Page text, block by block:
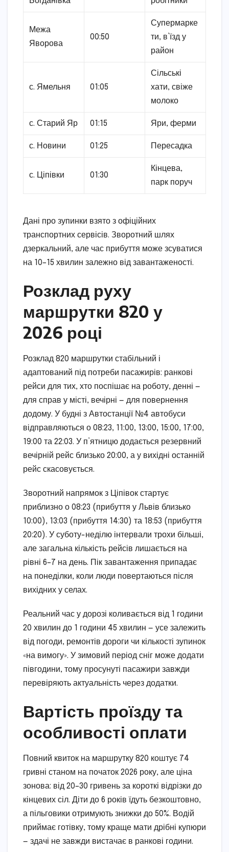
Межа
Яворова
00:50
Супермарке
ти, в’їзд у
район
с. Ямельня 01:05
Сільські
хати, свіже
молоко
с. Старий Яр 01:15 Яри, ферми
с. Новини 01:25 Пересадка
с. Ціпівки 01:30
Кінцева,
парк поруч
Дані про зупинки взято з офіційних
транспортних сервісів. Зворотний шлях
дзеркальний, але час прибуття може зсуватися
на 10–15 хвилин залежно від завантаженості.
Розклад руху
маршрутки 820 у
2026 році
Розклад 820 маршрутки стабільний і
адаптований під потреби пасажирів: ранкові
рейси для тих, хто поспішає на роботу, денні —
для справ у місті, вечірні — для повернення
додому. У будні з Автостанції №4 автобуси
відправляються о 08:23, 11:00, 13:00, 15:00, 17:00,
19:00 та 22:03. У п’ятницю додається резервний
вечірній рейс близько 20:00, а у вихідні останній
рейс скасовується.
Зворотний напрямок з Ціпівок стартує
приблизно о 08:23 (прибуття у Львів близько
10:00), 13:03 (прибуття 14:30) та 18:53 (прибуття
20:20). У суботу-неділю інтервали трохи більші,
але загальна кількість рейсів лишається на
рівні 6–7 на день. Пік завантаження припадає
на понеділки, коли люди повертаються після
вихідних у селах.
Реальний час у дорозі коливається від 1 години
20 хвилин до 1 години 45 хвилин — усе залежить
від погоди, ремонтів дороги чи кількості зупинок
«на вимогу». У зимовий період сніг може додати
півгодини, тому просунуті пасажири завжди
перевіряють актуальність через додатки.
Вартість проїзду та
особливості оплати
Повний квиток на маршрутку 820 коштує 74
гривні станом на початок 2026 року, але ціна
зонова: від 20–30 гривень за короткі відрізки до
кінцевих сіл. Діти до 6 років їдуть безкоштовно,
а пільговики отримують знижки до 50%. Водій
приймає готівку, тому краще мати дрібні купюри
— здачі не завжди вистачає в ранкові години.